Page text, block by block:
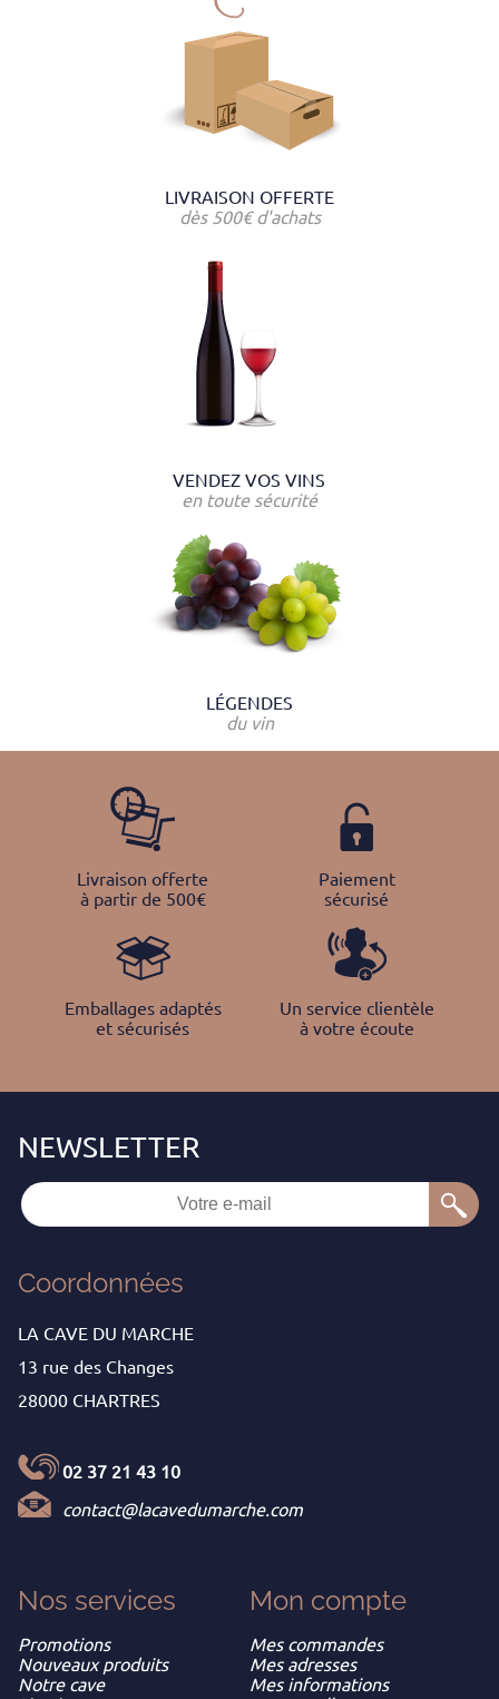
LIVRAISON OFFERTE
dès 500€ d'achats
VENDEZ VOS VINS
en toute sécurité
LÉGENDES
du vin
Livraison offerte
à partir de 500€
Paiement
sécurisé
Emballages adaptés
et sécurisés
Un service clientèle
à votre écoute
Coordonnées
LA CAVE DU MARCHE
13 rue des Changes
28000 CHARTRES
02 37 21 43 10
contact@lacavedumarche.com
Nos services
Promotions
Nouveaux produits
Notre cave
Mon compte
Mes commandes
Mes adresses
Mes informations